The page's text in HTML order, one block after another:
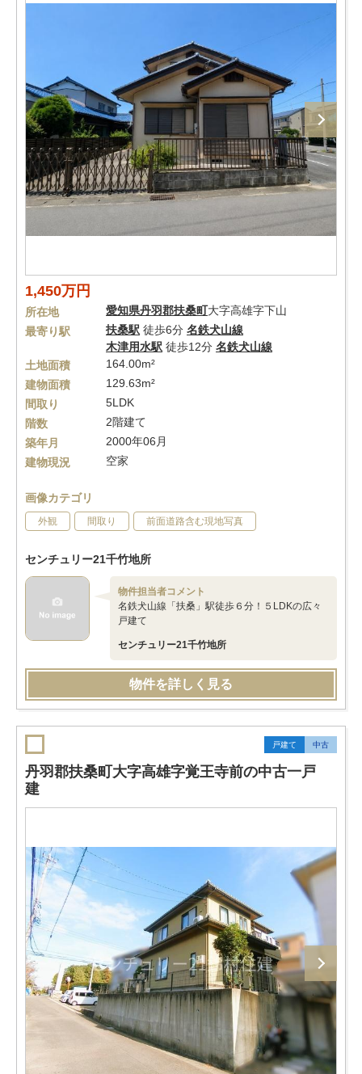
1,450万円
所在地 愛知県丹羽郡扶桑町大字高雄字下山
最寄り駅
扶桑駅 徒歩6分 名鉄犬山線
木津用水駅 徒歩12分 名鉄犬山線
土地面積
164.00m²
建物面積
129.63m²
間取り
5LDK
階数
2階建て
築年月
2000年06月
建物現況
空家
画像カテゴリ
外観 間取り 前面道路含む現地写真
センチュリー21千竹地所
物件担当者コメント
名鉄犬山線「扶桑」駅徒歩６分！５LDKの広々
戸建て
センチュリー21千竹地所
物件を詳しく見る
戸建て 中古
丹羽郡扶桑町大字高雄字覚王寺前の中古一戸
建